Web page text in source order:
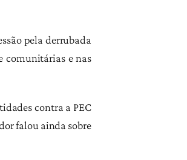
pela derrubada
comunitárias e nas
contra a PEC
falou ainda sobre